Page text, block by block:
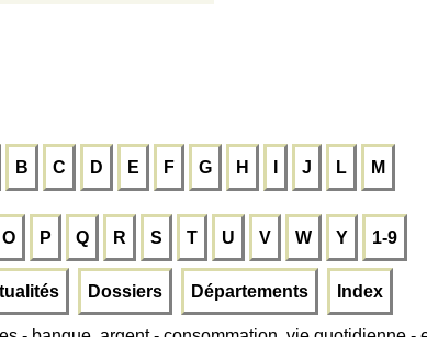
B C D E F G H J L M
O P Q R S T U V W Y 1-9
Dossiers Départements Index